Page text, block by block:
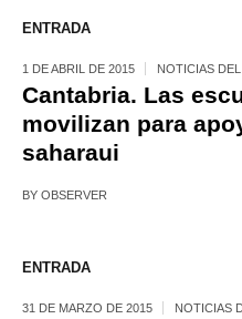
ENTRADA
1 DE ABRIL DE 2015 NOTICIAS
Cantabria. Las
movilizan para
saharaui
BY OBSERVER
ENTRADA
31 DE MARZO DE 2015 NOTICIAS